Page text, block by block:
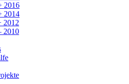
2016
2014
2012
2010